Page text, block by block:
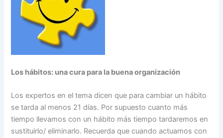
Los hábitos: una cura para la buena organización
Los expertos en el tema dicen que para cambiar un hábito
se tarda al menos 21 días. Por supuesto cuanto más
tiempo llevamos con un hábito más tiempo tardaremos en
sustituirlo/ eliminarlo. Recuerda que cuando actuamos con